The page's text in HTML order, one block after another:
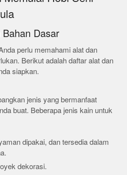
Dasar
perlu memahami alat dan
Berikut adalah daftar alat dan
siapkan.
jenis yang bermanfaat
buat. Beberapa jenis kain untuk
dipakai, dan tersedia dalam
dekorasi.